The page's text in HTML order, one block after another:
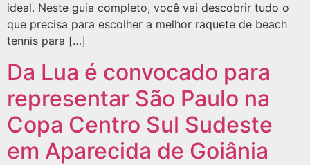
ideal. Neste guia completo, você vai descobrir tudo o
que precisa para escolher a melhor raquete de beach
tennis para […]
Da Lua é convocado para
representar São Paulo na
Copa Centro Sul Sudeste
em Aparecida de Goiânia